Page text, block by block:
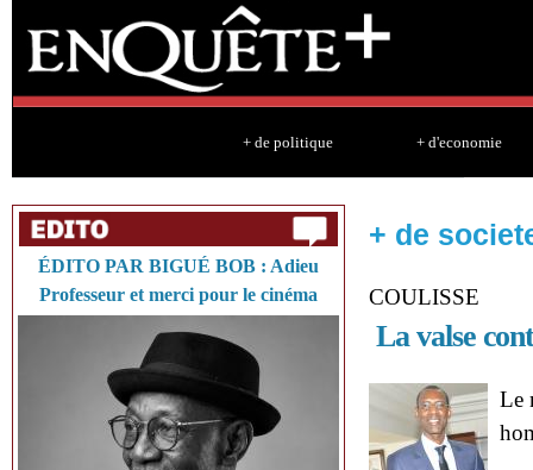
+ de politique + d'economie
ÉDITO PAR BIGUÉ BOB : Adieu
Professeur et merci pour le cinéma
+ de
COULISSE
La valse
Le